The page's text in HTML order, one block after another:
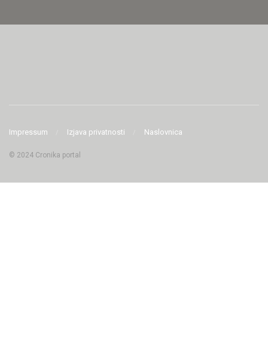
Impressum Izjava privatnosti Naslovnica
© 2024 Cronika portal